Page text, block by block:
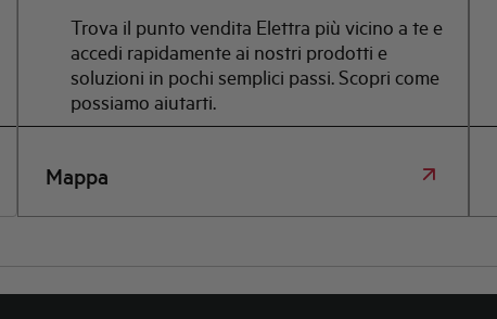
Trova il punto vendita Elettra più vicino a te e
accedi rapidamente ai nostri prodotti e
soluzioni in pochi semplici passi. Scopri come
possiamo aiutarti.
Mappa